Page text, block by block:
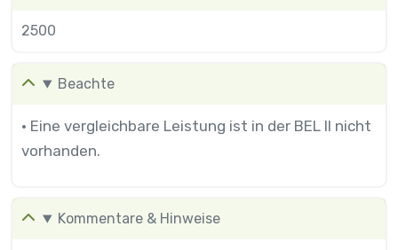
2500
Beachte
• Eine vergleichbare Leistung ist in der BEL II nicht
vorhanden.
Kommentare & Hinweise